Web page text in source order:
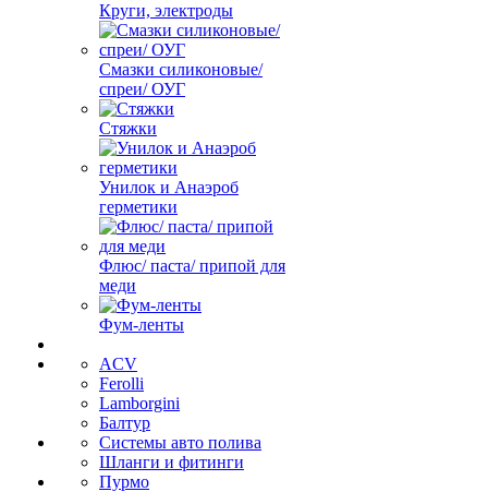
Круги, электроды
Смазки силиконовые/
спреи/ ОУГ
Стяжки
Унилок и Анаэроб
герметики
Флюс/ паста/ припой для
меди
Фум-ленты
ACV
Ferolli
Lamborgini
Балтур
Системы авто полива
Шланги и фитинги
Пурмо